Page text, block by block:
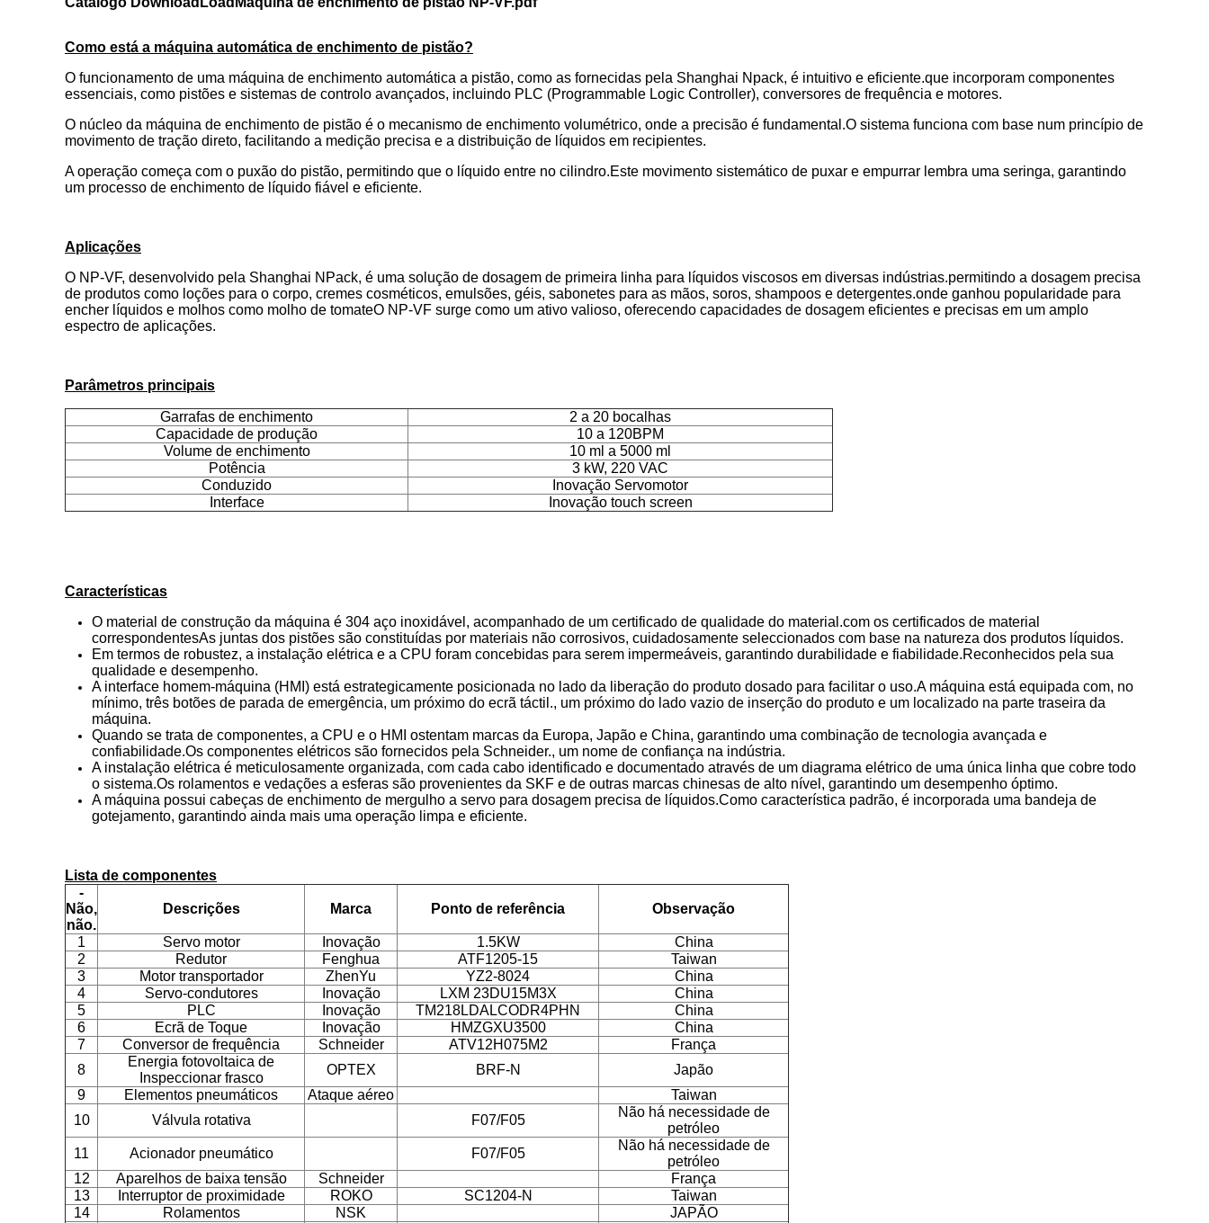
Como está a máquina automática de enchimento de pistão?
O funcionamento de uma máquina de enchimento automática a pistão, como as fornecidas pela Shanghai Npack, é intuitivo e eficiente.que incorporam componentes
essenciais, como pistões e sistemas de controlo avançados, incluindo PLC (Programmable Logic Controller), conversores de frequência e motores.
O núcleo da máquina de enchimento de pistão é o mecanismo de enchimento volumétrico, onde a precisão é fundamental.O sistema funciona com base num princípio de
movimento de tração direto, facilitando a medição precisa e a distribuição de líquidos em recipientes.
A operação começa com o puxão do pistão, permitindo que o líquido entre no cilindro.Este movimento sistemático de puxar e empurrar lembra uma seringa, garantindo
um processo de enchimento de líquido fiável e eficiente.
Aplicações
O NP-VF, desenvolvido pela Shanghai NPack, é uma solução de dosagem de primeira linha para líquidos viscosos em diversas indústrias.permitindo a dosagem precisa
de produtos como loções para o corpo, cremes cosméticos, emulsões, géis, sabonetes para as mãos, soros, shampoos e detergentes.onde ganhou popularidade para
encher líquidos e molhos como molho de tomateO NP-VF surge como um ativo valioso, oferecendo capacidades de dosagem eficientes e precisas em um amplo
espectro de aplicações.
Parâmetros principais
Garrafas de enchimento
2 a 20 bocalhas
Capacidade de produção
10 a 120BPM
Volume de enchimento
10 ml a 5000 ml
Potência
3 kW, 220 VAC
Conduzido
Inovação Servomotor
Interface
Inovação touch screen
Características
O material de construção da máquina é 304 aço inoxidável, acompanhado de um certificado de qualidade do material.com os certificados de material
correspondentesAs juntas dos pistões são constituídas por materiais não corrosivos, cuidadosamente seleccionados com base na natureza dos produtos líquidos.
Em termos de robustez, a instalação elétrica e a CPU foram concebidas para serem impermeáveis, garantindo durabilidade e fiabilidade.Reconhecidos pela sua
qualidade e desempenho.
A interface homem-máquina (HMI) está estrategicamente posicionada no lado da liberação do produto dosado para facilitar o uso.A máquina está equipada com, no
mínimo, três botões de parada de emergência, um próximo do ecrã táctil., um próximo do lado vazio de inserção do produto e um localizado na parte traseira da
máquina.
Quando se trata de componentes, a CPU e o HMI ostentam marcas da Europa, Japão e China, garantindo uma combinação de tecnologia avançada e
confiabilidade.Os componentes elétricos são fornecidos pela Schneider., um nome de confiança na indústria.
A instalação elétrica é meticulosamente organizada, com cada cabo identificado e documentado através de um diagrama elétrico de uma única linha que cobre todo
o sistema.Os rolamentos e vedações a esferas são provenientes da SKF e de outras marcas chinesas de alto nível, garantindo um desempenho óptimo.
A máquina possui cabeças de enchimento de mergulho a servo para dosagem precisa de líquidos.Como característica padrão, é incorporada uma bandeja de
gotejamento, garantindo ainda mais uma operação limpa e eficiente.
Lista de componentes
-
Não,
não.
Descrições Marca Ponto de referência Observação
1 Servo motor Inovação 1.5KW
China
2
Redutor Fenghua ATF1205-15
Taiwan
3
Motor transportador ZhenYu YZ2-8024
China
4
Servo-condutores Inovação LXM 23DU15M3X
China
5
PLC Inovação TM218LDALCODR4PHN
China
6
Ecrã de Toque Inovação HMZGXU3500
China
7
Conversor de frequência Schneider ATV12H075M2
França
8
Energia fotovoltaica de
Inspeccionar frasco
OPTEX BRF-N
Japão
9
Elementos pneumáticos Ataque aéreo
Taiwan
10
Válvula rotativa F07/F05
Não há necessidade de
petróleo
11
Acionador pneumático F07/F05
Não há necessidade de
petróleo
12
Aparelhos de baixa tensão Schneider
França
13
Interruptor de proximidade ROKO SC1204-N
Taiwan
14
Rolamentos NSK
JAPÃO